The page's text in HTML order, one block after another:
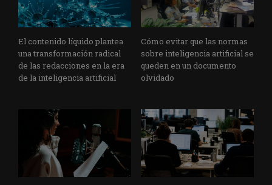
El contenido líquido plantea
una transformación radical
de las redacciones en la era
de la inteligencia artificial
Cómo evitar que las normas
sobre inteligencia artificial se
queden en un documento
olvidado